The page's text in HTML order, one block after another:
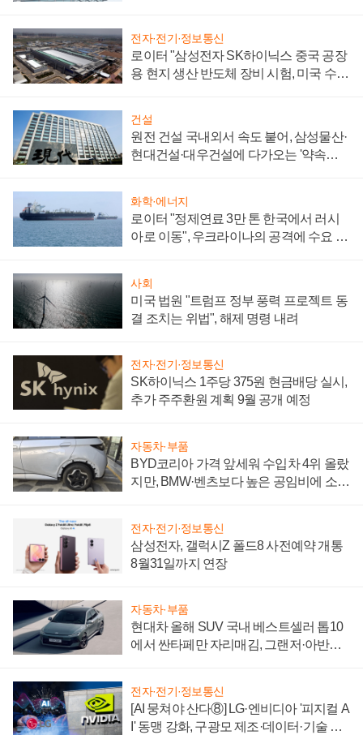
전자·전기·정보통신
로이터 "삼성전자 SK하이닉스 중국 공장
용 현지 생산 반도체 장비 시험, 미국 수출
건설
원전 건설 국내외서 속도 붙어, 삼성물산·
현대건설·대우건설에 다가오는 '약속의
화학·에너지
로이터 "정제연료 3만 톤 한국에서 러시
아로 이동", 우크라이나의 공격에 수요 늘
사회
미국 법원 "트럼프 정부 풍력 프로젝트 동
결 조치는 위법", 해제 명령 내려
전자·전기·정보통신
SK하이닉스 1주당 375원 현금배당 실시,
추가 주주환원 계획 9월 공개 예정
자동차·부품
BYD코리아 가격 앞세워 수입차 4위 올랐
지만, BMW·벤츠보다 높은 공임비에 소비
전자·전기·정보통신
삼성전자, 갤럭시Z 폴드8 사전예약 개통
8월31일까지 연장
자동차·부품
현대차 올해 SUV 국내 베스트셀러 톱10
에서 싼타페만 자리매김, 그랜저·아반떼
전자·전기·정보통신
[AI 뭉쳐야 산다⑧] LG·엔비디아 '피지컬 A
I' 동맹 강화, 구광모 제조·데이터·기술 결